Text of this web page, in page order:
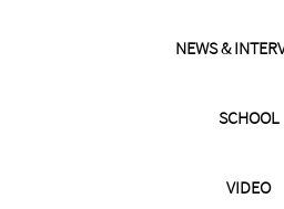
NEWS &
SCHOOL
VIDEO